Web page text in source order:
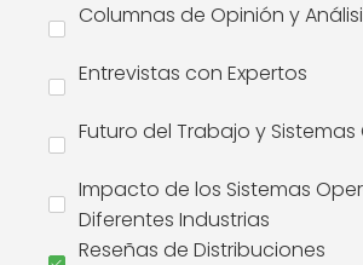
Columnas de Opinión y
Entrevistas con Expertos
Futuro del Trabajo y
Impacto de los Sistemas
Diferentes Industrias
Reseñas de Distribuciones